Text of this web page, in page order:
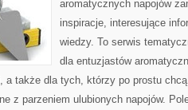
aromatycznych napojów
inspiracje, interesujące
wiedzy. To serwis
dla entuzjastów
a także dla tych, którzy po prostu
z parzeniem ulubionych napojów.